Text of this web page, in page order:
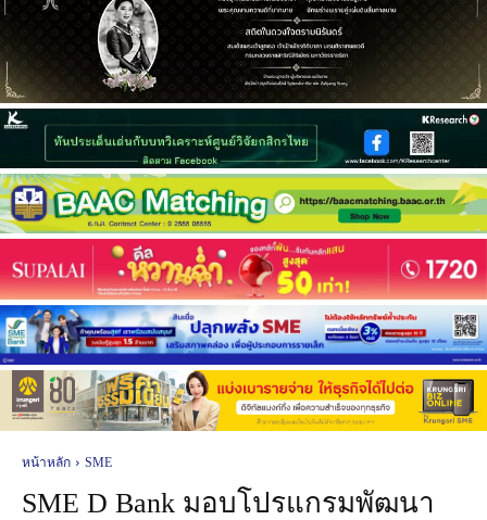
หน้าหลัก SME
SME D Bank มอบโปรแกรมพัฒนา